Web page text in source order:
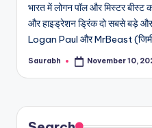
भारत में लोगन पॉल और मिस्टर बीस्ट
और हाइड्रेशन ड्रिंक दो सबसे बड़े
Logan Paul और MrBeast (जिमी
Posted
Saurabh November 10,